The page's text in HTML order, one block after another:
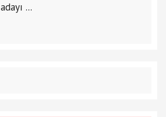
adayı ...